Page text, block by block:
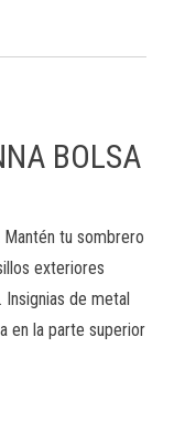
BOLSA
Mantén tu sombrero
exteriores
Insignias de metal
en la parte superior